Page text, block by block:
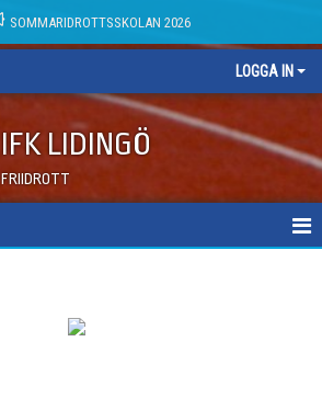
SOMMARIDROTTSSKOLAN 2026
LOGGA IN
IFK LIDINGÖ
FRIIDROTT